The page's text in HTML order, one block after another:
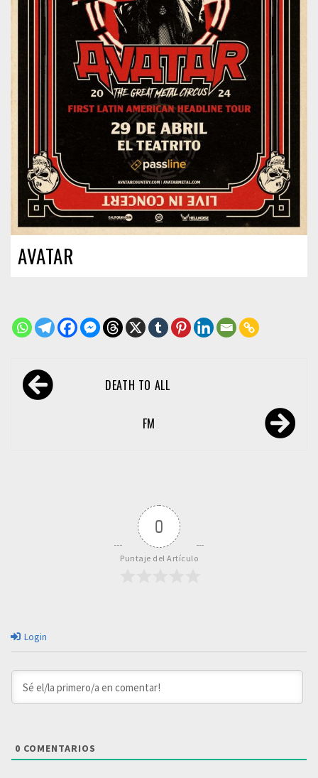
AVATAR
Navegación
de DEATH TO ALL
FM
0
Puntaje del Artículo
Login
0 COMENTARIOS